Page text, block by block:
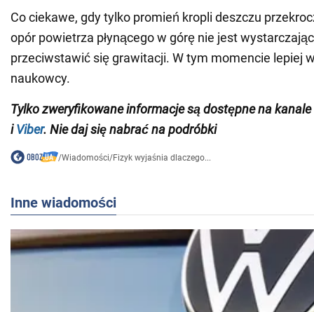
Co ciekawe, gdy tylko promień kropli deszczu
opór powietrza płynącego w górę nie jest
przeciwstawić się grawitacji. W tym momencie lepiej
naukowcy.
Tylko zweryfikowane informacje są dostępne nakanale
iViber. Nie daj się nabrać na podróbki
/Wiadomości/Fizyk wyjaśnia dlaczego...
Inne wiadomości